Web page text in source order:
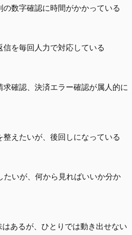
の数字確認に時間がかかっている
を毎回人力で対応している
確認、決済エラー確認が属人的に
えたいが、後回しになっている
たいが、何から見ればいいか分か
あるが、ひとりでは動き出せない